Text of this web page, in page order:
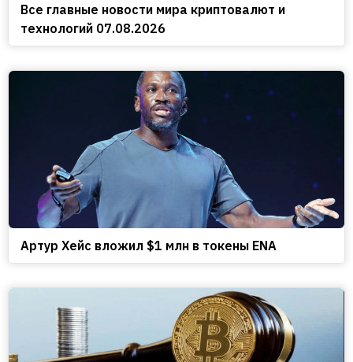
Все главные новости мира криптовалют и
технологий 07.08.2026
Артур Хейс вложил $1 млн в токены ENA